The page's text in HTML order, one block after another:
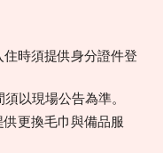
時須提供身分證件登
以現場公告為準。
更換毛巾與備品服